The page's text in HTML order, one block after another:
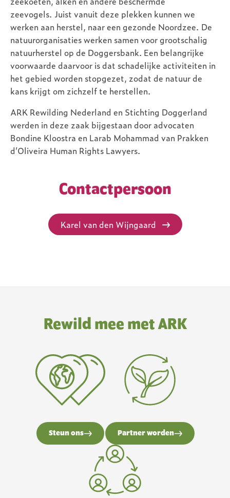
zeevogels. Juist vanuit deze plekken kunnen we
werken aan herstel, naar een gezonde Noordzee. De
natuurorganisaties werken samen voor grootschalig
natuurherstel op de Doggersbank. Een belangrijke
voorwaarde daarvoor is dat schadelijke activiteiten in
het gebied worden stopgezet, zodat de natuur de
kans krijgt om zichzelf te herstellen.
ARK Rewilding Nederland en Stichting Doggerland
werden in deze zaak bijgestaan door advocaten
Bondine Kloostra en Larab Mohammad van Prakken
d’Oliveira Human Rights Lawyers.
Contactpersoon
Karel van den Wijngaard
Rewild mee met ARK
Steun ons Partner worden